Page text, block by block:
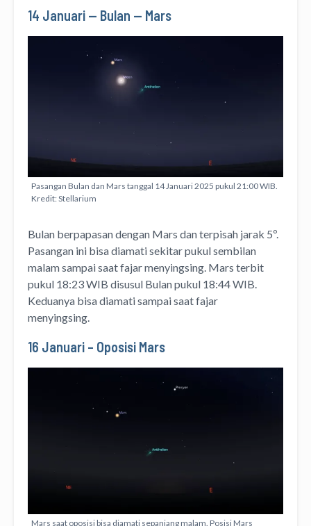
14 Januari — Bulan — Mars
Pasangan Bulan dan Mars tanggal 14 Januari 2025 pukul 21:00 WIB.
Kredit: Stellarium
Bulan berpapasan dengan Mars dan terpisah jarak 5º.
Pasangan ini bisa diamati sekitar pukul sembilan
malam sampai saat fajar menyingsing. Mars terbit
pukul 18:23 WIB disusul Bulan pukul 18:44 WIB.
Keduanya bisa diamati sampai saat fajar
menyingsing.
16 Januari – Oposisi Mars
Mars saat oposisi bisa diamati sepanjang malam. Posisi Mars